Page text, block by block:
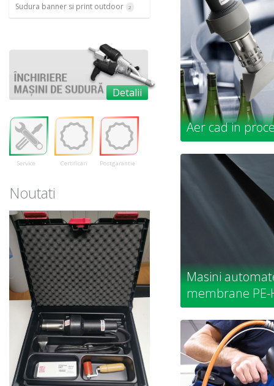
Sudura banner si print outdoor 2
Detalii
Service Certificari Postgarantie
Noutati
Aer cad in
Masini
membrane PE-